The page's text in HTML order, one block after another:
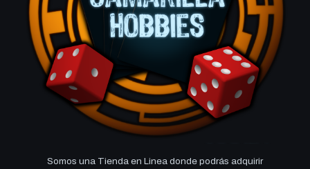
Somos una Tienda en Linea donde podrás adquirir